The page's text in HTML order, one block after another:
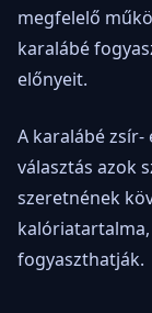
megfelelő
karalábé
előnyeit.
A karalábé
választás azok
szeretnének
fogyaszthatják.